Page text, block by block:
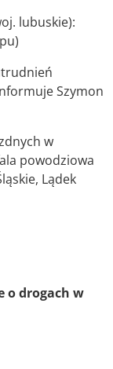
lubuskie):
Szymon
w
powodziowa
Lądek
o drogach w